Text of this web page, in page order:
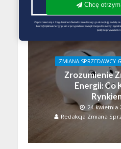
ZMIANA SPRZEDAWCY
Zrozumienie
Energii: Co
24 kwietnia
Redakcja Zmiana
Chcę
Zapoznałem się z Regulaminem Świadczenie Usług i go akceptuję Każdą
biuro@optimalenergy.pl lub w przypadku zewnętrznego dostawcy,
polityce prywatności